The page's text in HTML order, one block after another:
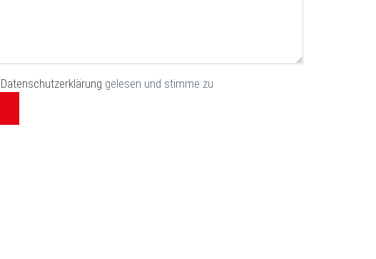
Datenschutzerklärung gelesen und stimme zu